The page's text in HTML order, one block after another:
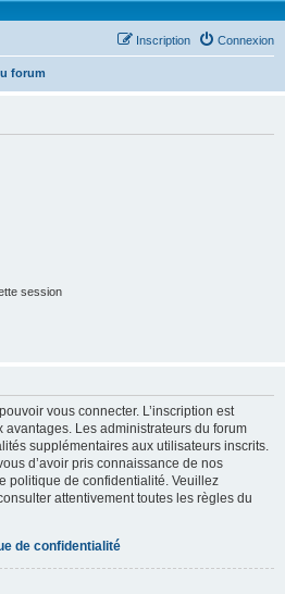
Connexion
Inscription
forum
session
vous connecter. L’inscription est
Les administrateurs du forum
supplémentaires aux utilisateurs inscrits.
d’avoir pris connaissance de nos
politique de confidentialité. Veuillez
attentivement toutes les règles du
de confidentialité